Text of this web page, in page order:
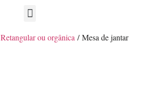
Retangular ou orgânica / Mesa de jantar